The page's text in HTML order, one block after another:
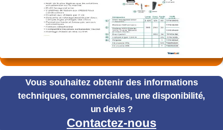
Vous souhaitez obtenir des informations
techniques, commerciales, une disponibilité,
un devis ?
Contactez-nous